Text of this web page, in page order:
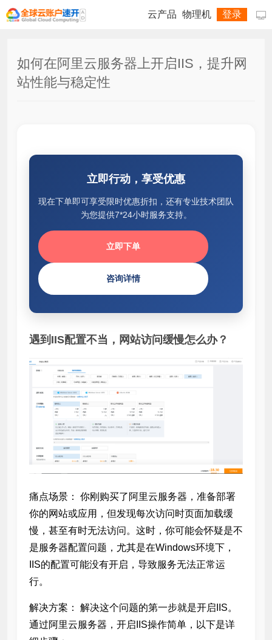

云产品 物理机 登录
如何在阿里云服务器上开启IIS，提升网
站性能与稳定性
立即行动，享受优惠
现在下单即可享受限时优惠折扣，还有专业技术团队
为您提供7*24小时服务支持。
立即下单
咨询详情
遇到IIS配置不当，网站访问缓慢怎么办？
痛点场景： 你刚购买了阿里云服务器，准备部署
你的网站或应用，但发现每次访问时页面加载缓
慢，甚至有时无法访问。这时，你可能会怀疑是不
是服务器配置问题，尤其是在Windows环境下，
IIS的配置可能没有开启，导致服务无法正常运
行。
解决方案： 解决这个问题的第一步就是开启IIS。
通过阿里云服务器，开启IIS操作简单，以下是详